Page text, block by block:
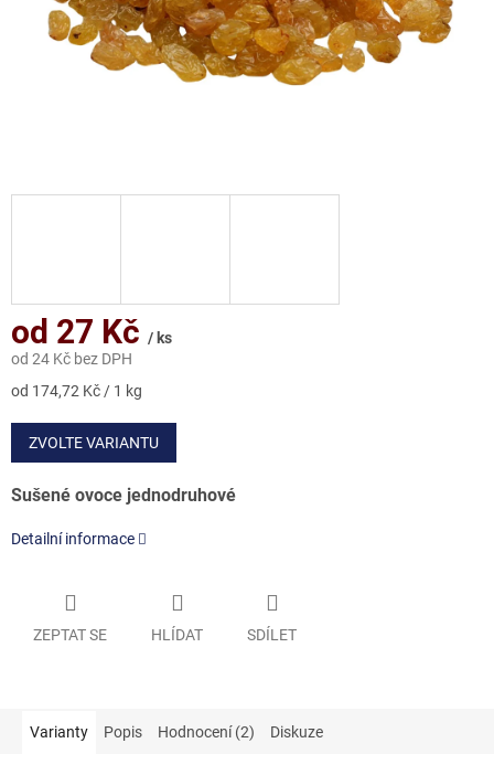
od 27 Kč / ks
od 24 Kč bez DPH
Měrná
od 174,72 Kč / 1 kg
ZVOLTE VARIANTU
Sušené ovoce jednodruhové
Detailní informace
ZEPTAT SE HLÍDAT SDÍLET
Varianty Popis Hodnocení (2) Diskuze